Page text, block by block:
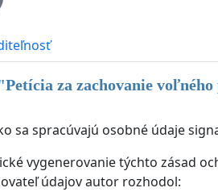
Petícia za zachovanie
sa spracúvajú osobné údaje
vygenerovanie týchto zásad
údajov autor rozhodol: